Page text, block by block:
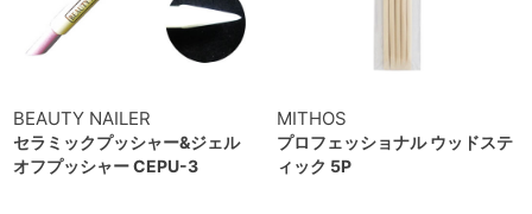
BEAUTY NAILER
セラミックプッシャー&ジェル
オフプッシャー CEPU-3
MITHOS
プロフェッショナル ウッドステ
ィック 5P